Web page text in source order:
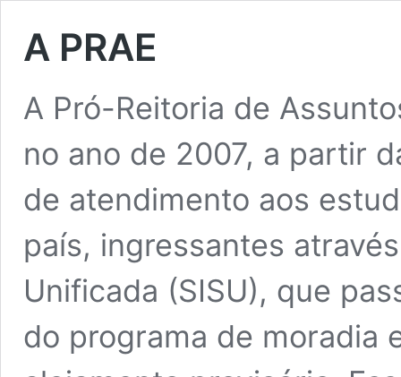
A PRAE
A Pró-Reitoria de
no ano de 2007, a partir
de atendimento aos
país, ingressantes
Unificada (SISU), que
do programa de moradia